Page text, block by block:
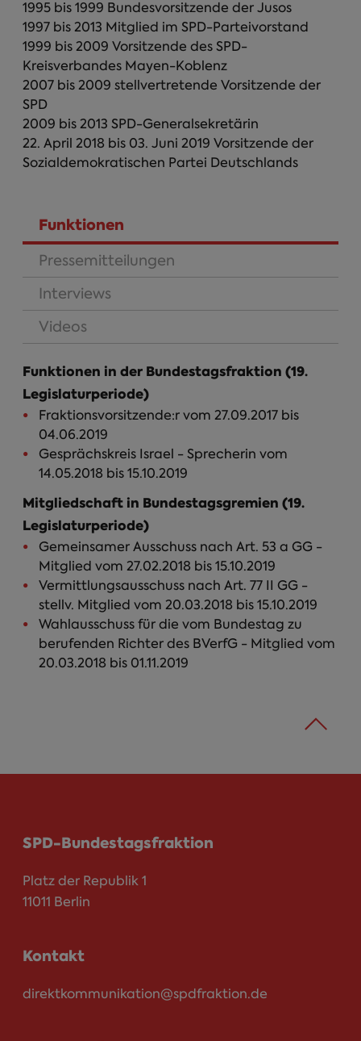
1995 bis 1999 Bundesvorsitzende der Jusos
1997 bis 2013 Mitglied im SPD-Parteivorstand
1999 bis 2009 Vorsitzende des SPD-
Kreisverbandes Mayen-Koblenz
2007 bis 2009 stellvertretende Vorsitzende der
SPD
2009 bis 2013 SPD-Generalsekretärin
22. April 2018 bis 03. Juni 2019 Vorsitzende der
Sozialdemokratischen Partei Deutschlands
Funktionen
(aktiver Reiter)
Pressemitteilungen
Interviews
Videos
Funktionen in der Bundestagsfraktion (19.
Legislaturperiode)
Fraktionsvorsitzende:r vom 27.09.2017 bis
04.06.2019
Gesprächskreis Israel - Sprecherin vom
14.05.2018 bis 15.10.2019
Mitgliedschaft in Bundestagsgremien (19.
Legislaturperiode)
Gemeinsamer Ausschuss nach Art. 53 a GG -
Mitglied vom 27.02.2018 bis 15.10.2019
Vermittlungsausschuss nach Art. 77 II GG -
stellv. Mitglied vom 20.03.2018 bis 15.10.2019
Wahlausschuss für die vom Bundestag zu
berufenden Richter des BVerfG - Mitglied vom
20.03.2018 bis 01.11.2019
SPD-Bundestagsfraktion
Platz der Republik 1
11011 Berlin
Kontakt
direktkommunikation@spdfraktion.de